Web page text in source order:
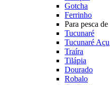
Gotcha
Ferrinho
Para pesca de
Tucunaré
Tucunaré Açu
Traíra
Tilápia
Dourado
Robalo